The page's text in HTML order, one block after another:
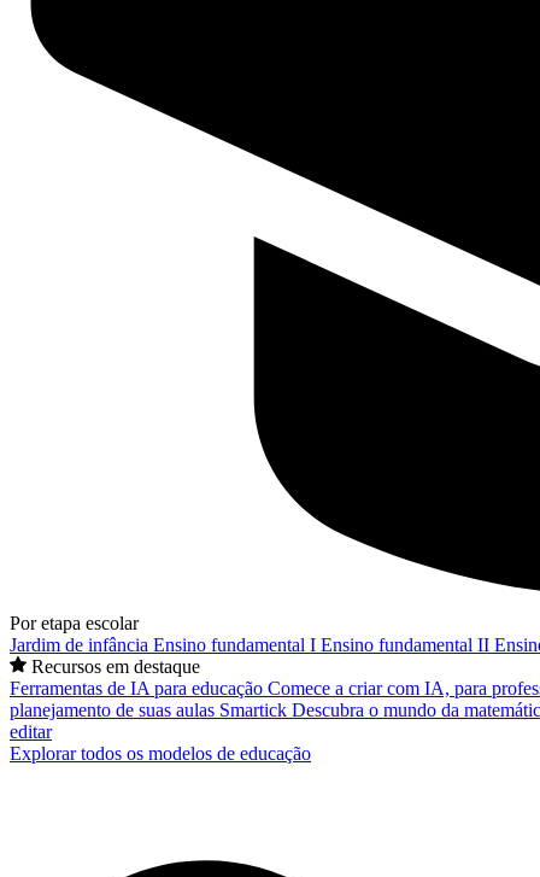
Por etapa escolar
Jardim de infância Ensino fundamental I Ensino fundamental II
Recursos em destaque
Ferramentas de IA para educação Comece a criar com IA, para
planejamento de suas aulas Smartick Descubra o mundo da
editar
Explorar todos os modelos de educação